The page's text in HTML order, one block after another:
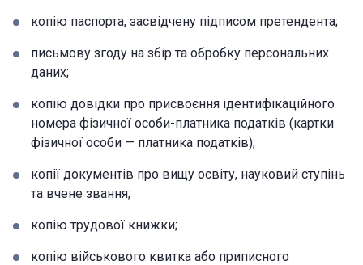
копію паспорта, засвідчену підписом претендента;
письмову згоду на збір та обробку персональних
даних;
копію довідки про присвоєння ідентифікаційного
номера фізичної особи-платника податків (картки
фізичної особи — платника податків);
копії документів про вищу освіту, науковий ступінь
та вчене звання;
копію трудової книжки;
копію військового квитка або приписного